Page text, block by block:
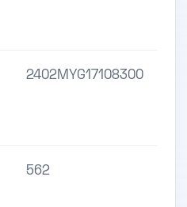
2402MYG17108300
562